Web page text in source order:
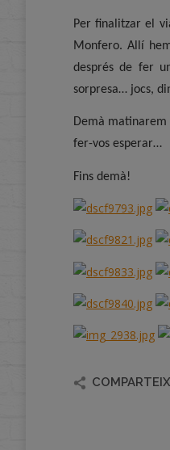
Per finalitzar el
Monfero. Allí
després de fer
sorpresa… jocs,
Demà matinarem
fer-vos esperar…
Fins demà!
COMPARTEIX